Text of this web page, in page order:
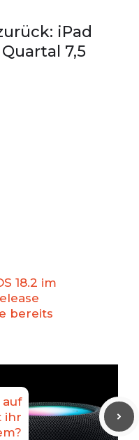
iPad
7,5
18.2 im
bereits
ihr